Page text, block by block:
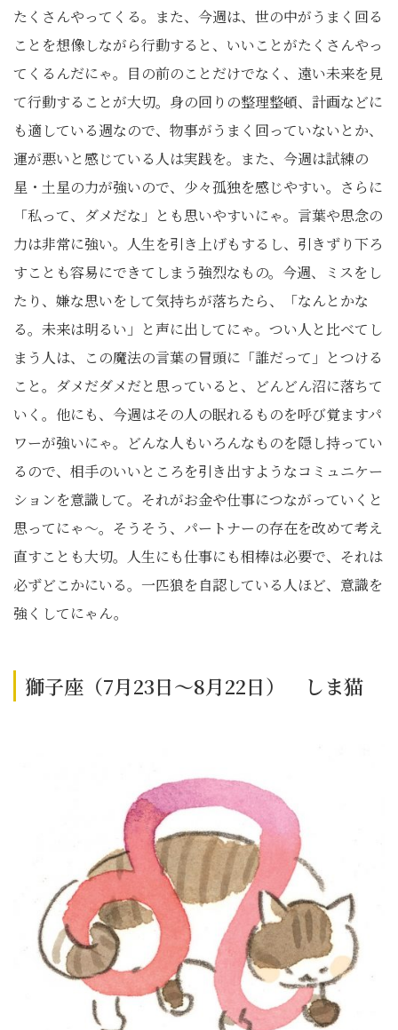
たくさんやってくる。また、今週は、世の中がうまく回る
ことを想像しながら行動すると、いいことがたくさんやっ
てくるんだにゃ。目の前のことだけでなく、遠い未来を見
て行動することが大切。身の回りの整理整頓、計画などに
も適している週なので、物事がうまく回っていないとか、
運が悪いと感じている人は実践を。また、今週は試練の
星・土星の力が強いので、少々孤独を感じやすい。さらに
「私って、ダメだな」とも思いやすいにゃ。言葉や思念の
力は非常に強い。人生を引き上げもするし、引きずり下ろ
すことも容易にできてしまう強烈なもの。今週、ミスをし
たり、嫌な思いをして気持ちが落ちたら、「なんとかな
る。未来は明るい」と声に出してにゃ。つい人と比べてし
まう人は、この魔法の言葉の冒頭に「誰だって」とつける
こと。ダメだダメだと思っていると、どんどん沼に落ちて
いく。他にも、今週はその人の眠れるものを呼び覚ますパ
ワーが強いにゃ。どんな人もいろんなものを隠し持ってい
るので、相手のいいところを引き出すようなコミュニケー
ションを意識して。それがお金や仕事につながっていくと
思ってにゃ〜。そうそう、パートナーの存在を改めて考え
直すことも大切。人生にも仕事にも相棒は必要で、それは
必ずどこかにいる。一匹狼を自認している人ほど、意識を
強くしてにゃん。
獅子座（7月23日～8月22日） しま猫